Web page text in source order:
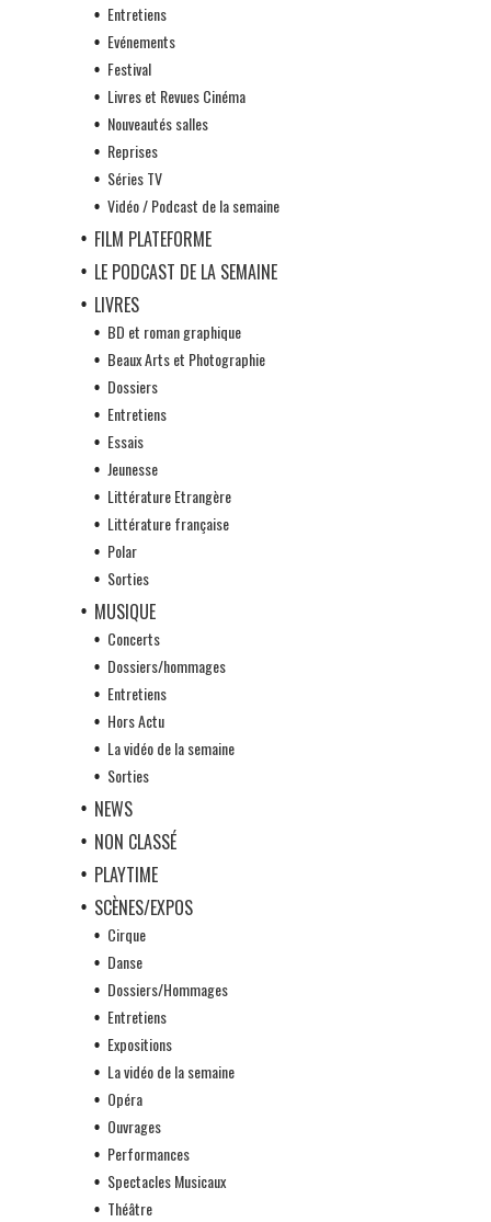
Entretiens
Evénements
Festival
Livres et Revues Cinéma
Nouveautés salles
Reprises
Séries TV
Vidéo / Podcast de la semaine
FILM PLATEFORME
LE PODCAST DE LA SEMAINE
LIVRES
BD et roman graphique
Beaux Arts et Photographie
Dossiers
Entretiens
Essais
Jeunesse
Littérature Etrangère
Littérature française
Polar
Sorties
MUSIQUE
Concerts
Dossiers/hommages
Entretiens
Hors Actu
La vidéo de la semaine
Sorties
NEWS
NON CLASSÉ
PLAYTIME
SCÈNES/EXPOS
Cirque
Danse
Dossiers/Hommages
Entretiens
Expositions
La vidéo de la semaine
Opéra
Ouvrages
Performances
Spectacles Musicaux
Théâtre